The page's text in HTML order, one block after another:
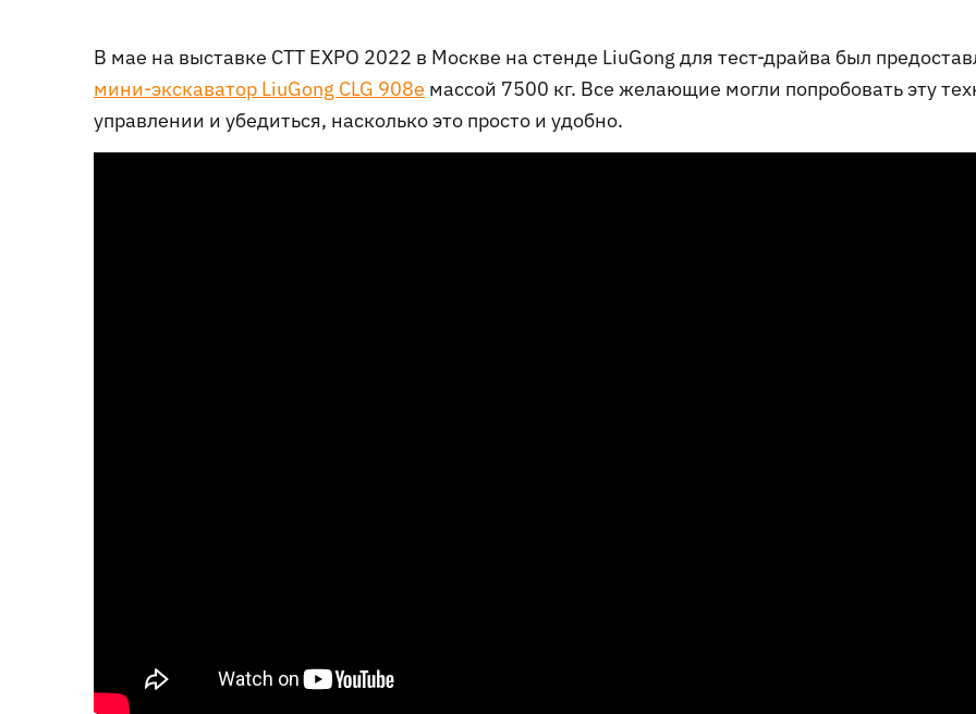
В мае на выставке CTT EXPO 2022 в Москве на стенде LiuGong для тест-драйва был
мини-экскаватор LiuGong CLG 908e массой 7500 кг. Все желающие могли попробовать эту
управлении и убедиться, насколько это просто и удобно.